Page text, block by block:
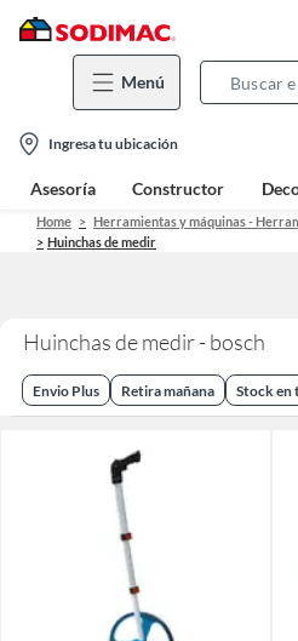
Menú
location-
icon
Ingresa tu ubicación
Asesoría Constructor
Home
Herramientas y máquinas -
Huinchas de medir
Huinchas de medir - bosch
Envio Plus Retira mañana Stock en